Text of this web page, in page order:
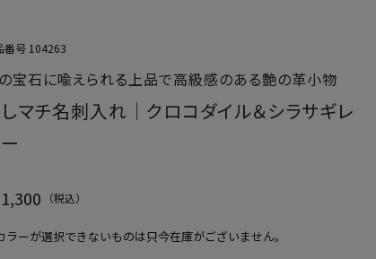
番号 104263
宝石に喩えられる上品で高級感のある艶の革小物
マチ名刺入れ｜クロコダイル＆シラサギレ
ーが選択できないものは只今在庫がございません。